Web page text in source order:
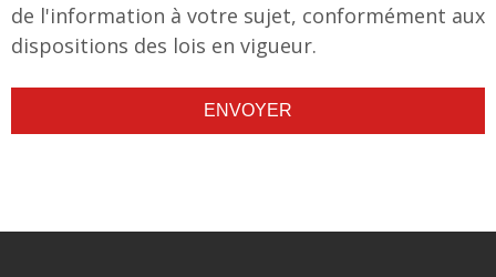
de l'information à votre sujet, conformément aux
dispositions des lois en vigueur.
ENVOYER